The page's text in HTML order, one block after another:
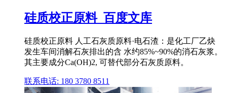
硅质校正原料_百度文库
硅质校正原料 人工石灰质原料·电石渣：是化工厂乙炔
发生车间消解石灰排出的含 水约85%~90%的消石灰浆。
其主要成分Ca(OH)2, 可替代部分石灰质原料。
联系电话: 180 3780 8511